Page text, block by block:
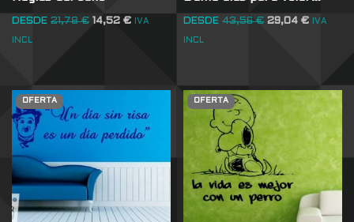
DESDE 21,78€ 14,52 € IVA
INCL
DESDE 43,56€ 29,04€ IVA
INCL
OFERTA OFERTA